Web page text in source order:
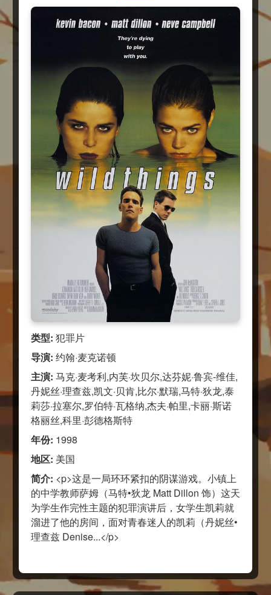
类型: 犯罪片
导演: 约翰·麦克诺顿
主演: 马克·麦考利,内芙·坎贝尔,达芬妮·鲁宾-维佳,
丹妮丝·理查兹,凯文·贝肯,比尔·默瑞,马特·狄龙,泰
莉莎·拉塞尔,罗伯特·瓦格纳,杰夫·帕里,卡丽·斯诺
格丽丝,科里·彭德格斯特
年份: 1998
地区: 美国
简介: <p>这是一局环环紧扣的阴谋游戏。小镇上
的中学教师萨姆（马特•狄龙 Matt Dillon 饰）这天
为学生作完性主题的犯罪演讲后，女学生凯莉就
溜进了他的房间，面对青春迷人的凯莉（丹妮丝•
理查兹 Denise...</p>